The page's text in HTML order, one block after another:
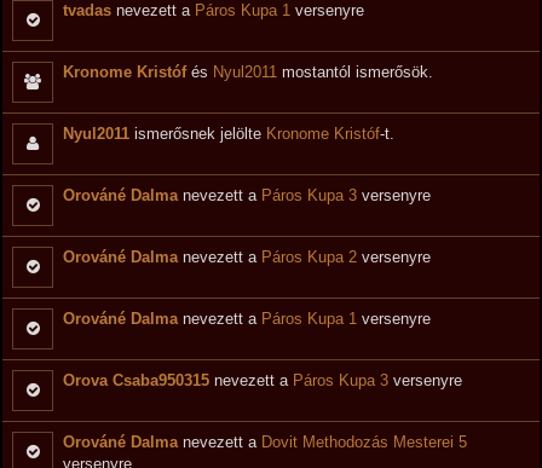
tvadas nevezett a Páros Kupa 1 versenyre
Kronome Kristófés Nyul2011 mostantól ismerősök.
Nyul2011 ismerősnek jelölte Kronome Kristóf-t.
Orováné Dalma nevezett a Páros Kupa 3 versenyre
Orováné Dalma nevezett a Páros Kupa 2 versenyre
Orováné Dalma nevezett a Páros Kupa 1 versenyre
Orova Csaba950315 nevezett a Páros Kupa 3 versenyre
Orováné Dalma nevezett a Dovit Methodozás Mesterei 5
versenyre